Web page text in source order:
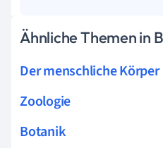
Ähnliche Themen in
Der menschliche Körper
Zoologie
Botanik